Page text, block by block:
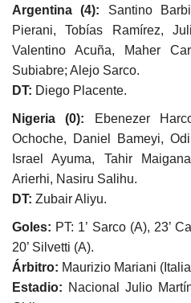
Argentina (4): Santino
Pierani, Tobías Ramírez,
Valentino Acuña, Maher
Subiabre; Alejo Sarco.
DT: Diego Placente.
Nigeria (0): Ebenezer
Ochoche, Daniel Bameyi,
Israel Ayuma, Tahir
Arierhi, Nasiru Salihu.
DT: Zubair Aliyu.
Goles: PT: 1’ Sarco (A), 23’
20’ Silvetti (A).
Árbitro: Maurizio Mariani
Estadio: Nacional Julio